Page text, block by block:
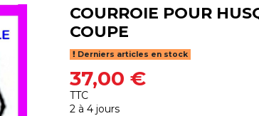
COURROIE POUR
COUPE
Derniers articles en stock
37,00 €
TTC
2 à 4 jours